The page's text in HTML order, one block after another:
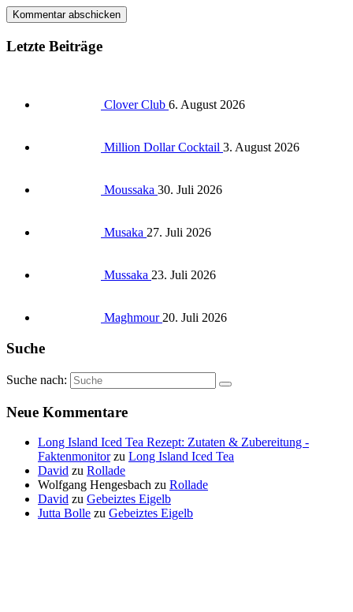
Letzte Beiträge
Clover Club 6. August 2026
Million Dollar Cocktail 3. August 2026
Moussaka 30. Juli 2026
Musaka 27. Juli 2026
Mussaka 23. Juli 2026
Maghmour 20. Juli 2026
Suche
Suche nach:
Neue Kommentare
Long Island Iced Tea Rezept: Zutaten & Zubereitung -
Faktenmonitorzu Long Island Iced Tea
David zu Rollade
Wolfgang Hengesbach zu Rollade
David zu Gebeiztes Eigelb
Jutta Bolle zu Gebeiztes Eigelb